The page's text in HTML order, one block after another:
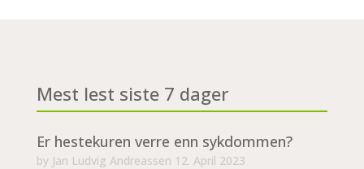
Mest lest siste 7 dager
Er hestekuren verre enn sykdommen?
by Jan Ludvig Andreassen 12. April 2023